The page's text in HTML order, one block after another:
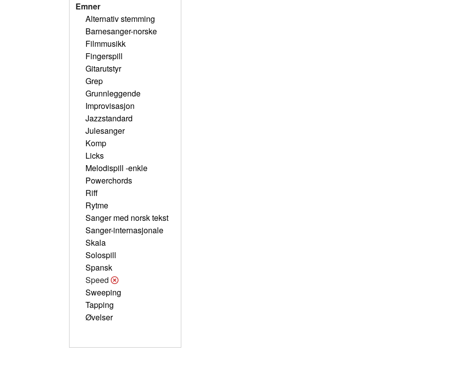
Emner
Alternativ stemming
Barnesanger-norske
Filmmusikk
Fingerspill
Gitarutstyr
Grep
Grunnleggende
Improvisasjon
Jazzstandard
Julesanger
Komp
Licks
Melodispill -enkle
Powerchords
Riff
Rytme
Sanger med norsk tekst
Sanger-internasjonale
Skala
Solospill
Spansk
Speed
Sweeping
Tapping
Øvelser